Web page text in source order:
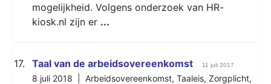
mogelijkheid. Volgens onderzoek van HR-
kiosk.nl zijn er ...
17. Taal van de arbeidsovereenkomst 11 juli 2017
8 juli 2018 | Arbeidsovereenkomst, Taaleis, Zorgplicht,